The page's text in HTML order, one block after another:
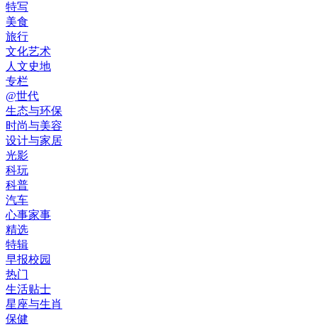
特写
美食
旅行
文化艺术
人文史地
专栏
@世代
生态与环保
时尚与美容
设计与家居
光影
科玩
科普
汽车
心事家事
精选
特辑
早报校园
热门
生活贴士
星座与生肖
保健